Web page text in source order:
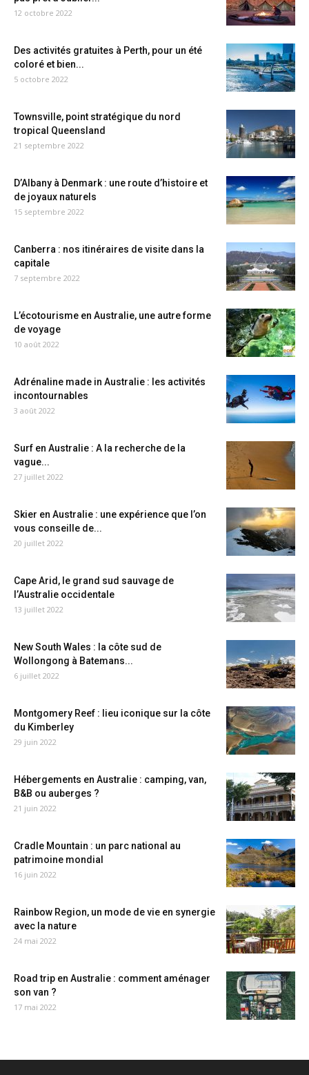
12 octobre 2022
Des activités gratuites à Perth, pour un été
coloré et bien...
5 octobre 2022
Townsville, point stratégique du nord
tropical Queensland
21 septembre 2022
D’Albany à Denmark : une route d’histoire et
de joyaux naturels
15 septembre 2022
Canberra : nos itinéraires de visite dans la
capitale
7 septembre 2022
L’écotourisme en Australie, une autre forme
de voyage
10 août 2022
Adrénaline made in Australie : les activités
incontournables
3 août 2022
Surf en Australie : A la recherche de la
vague...
27 juillet 2022
Skier en Australie : une expérience que l’on
vous conseille de...
20 juillet 2022
Cape Arid, le grand sud sauvage de
l’Australie occidentale
13 juillet 2022
New South Wales : la côte sud de
Wollongong à Batemans...
6 juillet 2022
Montgomery Reef : lieu iconique sur la côte
du Kimberley
29 juin 2022
Hébergements en Australie : camping, van,
B&B ou auberges ?
21 juin 2022
Cradle Mountain : un parc national au
patrimoine mondial
16 juin 2022
Rainbow Region, un mode de vie en synergie
avec la nature
24 mai 2022
Road trip en Australie : comment aménager
son van ?
17 mai 2022